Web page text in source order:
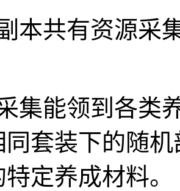
本共有资源采
集能领到各类
同套装下的随
定养成材料。